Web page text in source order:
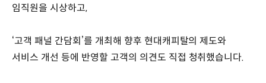
임직원을 시상하고,
‘고객 패널 간담회’를 개최해 향후 현대캐피탈의 제도와
서비스 개선 등에 반영할 고객의 의견도 직접 청취했습니다.